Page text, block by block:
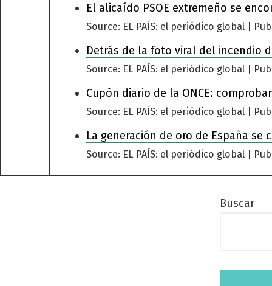
El alicaído PSOE extremeño se
Source: EL PAÍS: el periódico global
Detrás de la foto viral del incendio
Source: EL PAÍS: el periódico global
Cupón diario de la ONCE:
Source: EL PAÍS: el periódico global
La generación de oro de España
Source: EL PAÍS: el periódico global
Buscar